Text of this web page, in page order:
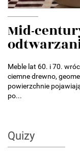
Mid-
Meble lat 60. i 70.
ciemne drewno,
powierzchnie
po...
Quizy